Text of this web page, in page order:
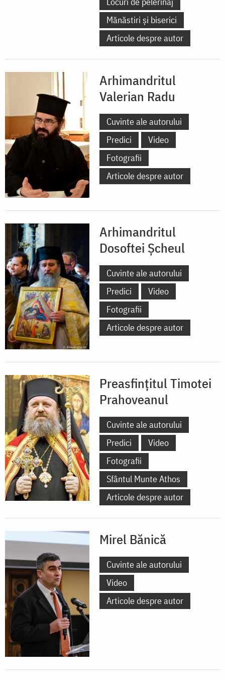
Mănăstiri și biserici
Articole despre autor
Arhimandritul
Valerian Radu
Cuvinte ale autorului
Predici
Video
Fotografii
Articole despre autor
Arhimandritul
Dosoftei Șcheul
Cuvinte ale autorului
Predici
Video
Fotografii
Articole despre autor
Preasfințitul Timotei
Prahoveanul
Cuvinte ale autorului
Predici
Video
Fotografii
Sfântul Munte Athos
Articole despre autor
Mirel Bănică
Cuvinte ale autorului
Video
Articole despre autor